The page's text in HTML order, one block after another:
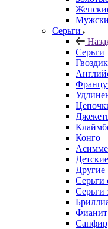
Серьги
Серьги
Конго
Детские
Другие
Серьги
Серьги
Фианит
Сапфир